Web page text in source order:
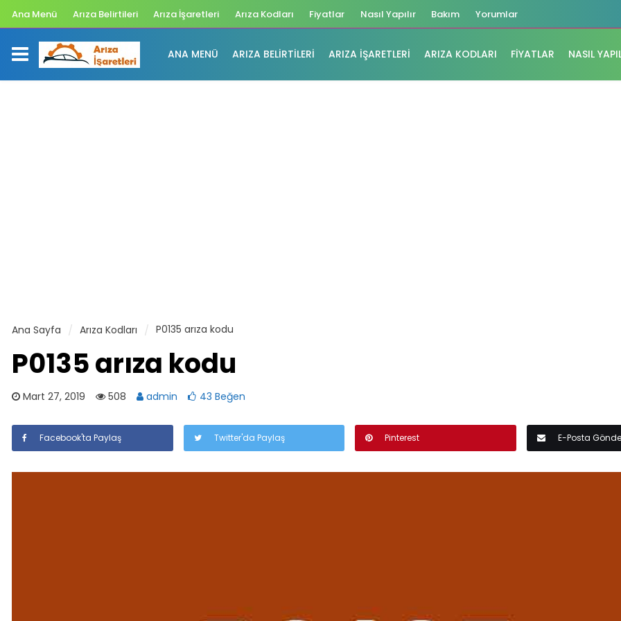
Ana Menü Arıza Belirtileri Arıza İşaretleri Arıza Kodları Fiyatlar Nasıl Yapılır Bakım Yorumlar
ANA MENÜ ARIZA BELIRTILERI ARIZA İŞARETLERI ARIZA KODLARI FIYATLAR NASIL
Ana Sayfa Arıza Kodları P0135 arıza kodu
P0135 arıza kodu
Mart 27, 2019 508 admin 43 Beğen
Facebook'ta Paylaş Twitter'da Paylaş Pinterest E-Posta